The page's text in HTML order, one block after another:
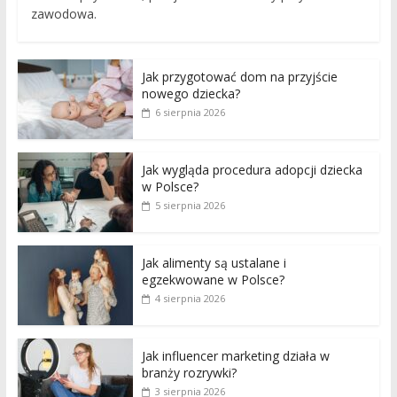
zawodowa.
Jak przygotować dom na przyjście
nowego dziecka?
6 sierpnia 2026
Jak wygląda procedura adopcji dziecka
w Polsce?
5 sierpnia 2026
Jak alimenty są ustalane i
egzekwowane w Polsce?
4 sierpnia 2026
Jak influencer marketing działa w
branży rozrywki?
3 sierpnia 2026